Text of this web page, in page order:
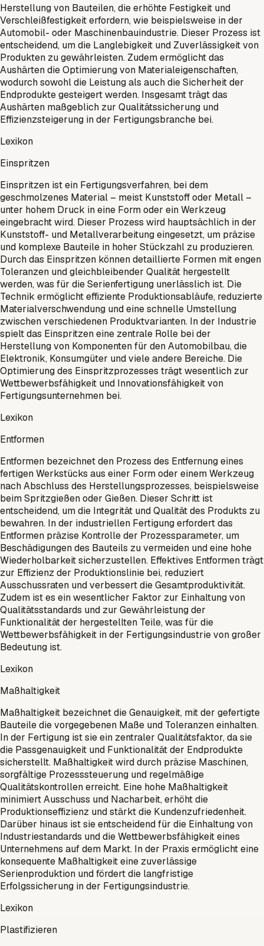
Herstellung von Bauteilen, die erhöhte Festigkeit und
Verschleißfestigkeit erfordern, wie beispielsweise in der
Automobil- oder Maschinenbauindustrie. Dieser Prozess ist
entscheidend, um die Langlebigkeit und Zuverlässigkeit von
Produkten zu gewährleisten. Zudem ermöglicht das
Aushärten die Optimierung von Materialeigenschaften,
wodurch sowohl die Leistung als auch die Sicherheit der
Endprodukte gesteigert werden. Insgesamt trägt das
Aushärten maßgeblich zur Qualitätssicherung und
Effizienzsteigerung in der Fertigungsbranche bei.
Lexikon
Einspritzen
Einspritzen ist ein Fertigungsverfahren, bei dem
geschmolzenes Material – meist Kunststoff oder Metall –
unter hohem Druck in eine Form oder ein Werkzeug
eingebracht wird. Dieser Prozess wird hauptsächlich in der
Kunststoff- und Metallverarbeitung eingesetzt, um präzise
und komplexe Bauteile in hoher Stückzahl zu produzieren.
Durch das Einspritzen können detaillierte Formen mit engen
Toleranzen und gleichbleibender Qualität hergestellt
werden, was für die Serienfertigung unerlässlich ist. Die
Technik ermöglicht effiziente Produktionsabläufe, reduzierte
Materialverschwendung und eine schnelle Umstellung
zwischen verschiedenen Produktvarianten. In der Industrie
spielt das Einspritzen eine zentrale Rolle bei der
Herstellung von Komponenten für den Automobilbau, die
Elektronik, Konsumgüter und viele andere Bereiche. Die
Optimierung des Einspritzprozesses trägt wesentlich zur
Wettbewerbsfähigkeit und Innovationsfähigkeit von
Fertigungsunternehmen bei.
Lexikon
Entformen
Entformen bezeichnet den Prozess des Entfernung eines
fertigen Werkstücks aus einer Form oder einem Werkzeug
nach Abschluss des Herstellungsprozesses, beispielsweise
beim Spritzgießen oder Gießen. Dieser Schritt ist
entscheidend, um die Integrität und Qualität des Produkts zu
bewahren. In der industriellen Fertigung erfordert das
Entformen präzise Kontrolle der Prozessparameter, um
Beschädigungen des Bauteils zu vermeiden und eine hohe
Wiederholbarkeit sicherzustellen. Effektives Entformen trägt
zur Effizienz der Produktionslinie bei, reduziert
Ausschussraten und verbessert die Gesamtproduktivität.
Zudem ist es ein wesentlicher Faktor zur Einhaltung von
Qualitätsstandards und zur Gewährleistung der
Funktionalität der hergestellten Teile, was für die
Wettbewerbsfähigkeit in der Fertigungsindustrie von großer
Bedeutung ist.
Lexikon
Maßhaltigkeit
Maßhaltigkeit bezeichnet die Genauigkeit, mit der gefertigte
Bauteile die vorgegebenen Maße und Toleranzen einhalten.
In der Fertigung ist sie ein zentraler Qualitätsfaktor, da sie
die Passgenauigkeit und Funktionalität der Endprodukte
sicherstellt. Maßhaltigkeit wird durch präzise Maschinen,
sorgfältige Prozesssteuerung und regelmäßige
Qualitätskontrollen erreicht. Eine hohe Maßhaltigkeit
minimiert Ausschuss und Nacharbeit, erhöht die
Produktionseffizienz und stärkt die Kundenzufriedenheit.
Darüber hinaus ist sie entscheidend für die Einhaltung von
Industriestandards und die Wettbewerbsfähigkeit eines
Unternehmens auf dem Markt. In der Praxis ermöglicht eine
konsequente Maßhaltigkeit eine zuverlässige
Serienproduktion und fördert die langfristige
Erfolgssicherung in der Fertigungsindustrie.
Lexikon
Plastifizieren